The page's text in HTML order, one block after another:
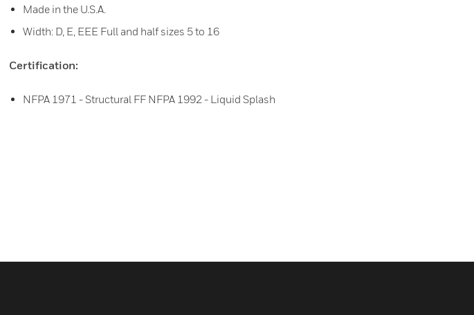
Made in the U.S.A.
Width: D, E, EEE Full and half sizes 5 to 16
Certification:
NFPA 1971 - Structural FF NFPA 1992 - Liquid Splash